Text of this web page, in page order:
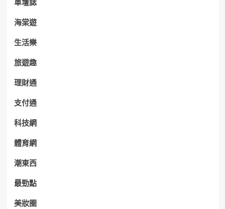
車壇誌
海棠遊
生活樂
旅遊趣
理財通
支付通
科技網
體育網
潮東西
最勁點
美妝圈